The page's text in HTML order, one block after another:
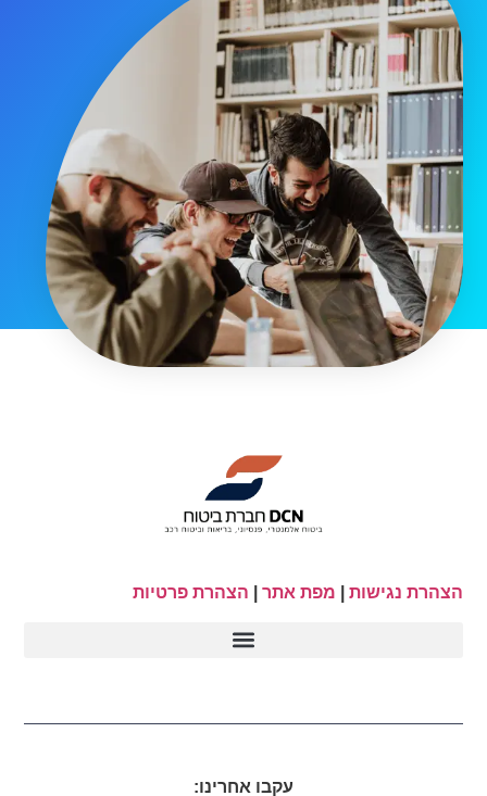
הצהרת נגישות מפת אתר הצהרת פרטיות
עקבו אחרינו: